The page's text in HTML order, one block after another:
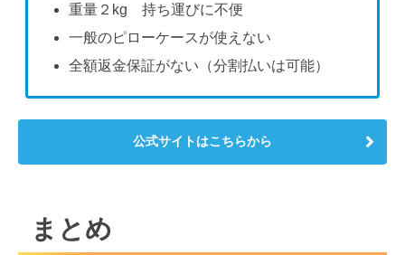
重量２kg 持ち運びに不便
一般のピローケースが使えない
全額返金保証がない（分割払いは可能）
公式サイトはこちらから
まとめ